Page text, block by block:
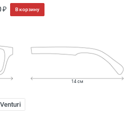
₽ В корзину
14 см
Venturi